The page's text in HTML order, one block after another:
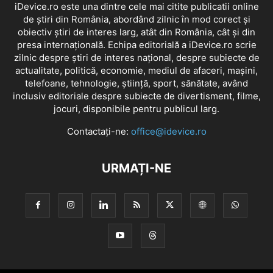
iDevice.ro este una dintre cele mai citite publicatii online
de știri din România, abordând zilnic în mod corect și
obiectiv știri de interes larg, atât din România, cât și din
presa internațională. Echipa editorială a iDevice.ro scrie
zilnic despre știri de interes național, despre subiecte de
actualitate, politică, economie, mediul de afaceri, mașini,
telefoane, tehnologie, știință, sport, sănătate, având
inclusiv editoriale despre subiecte de divertisment, filme,
jocuri, disponibile pentru publicul larg.
Contactați-ne: office@idevice.ro
URMAȚI-NE